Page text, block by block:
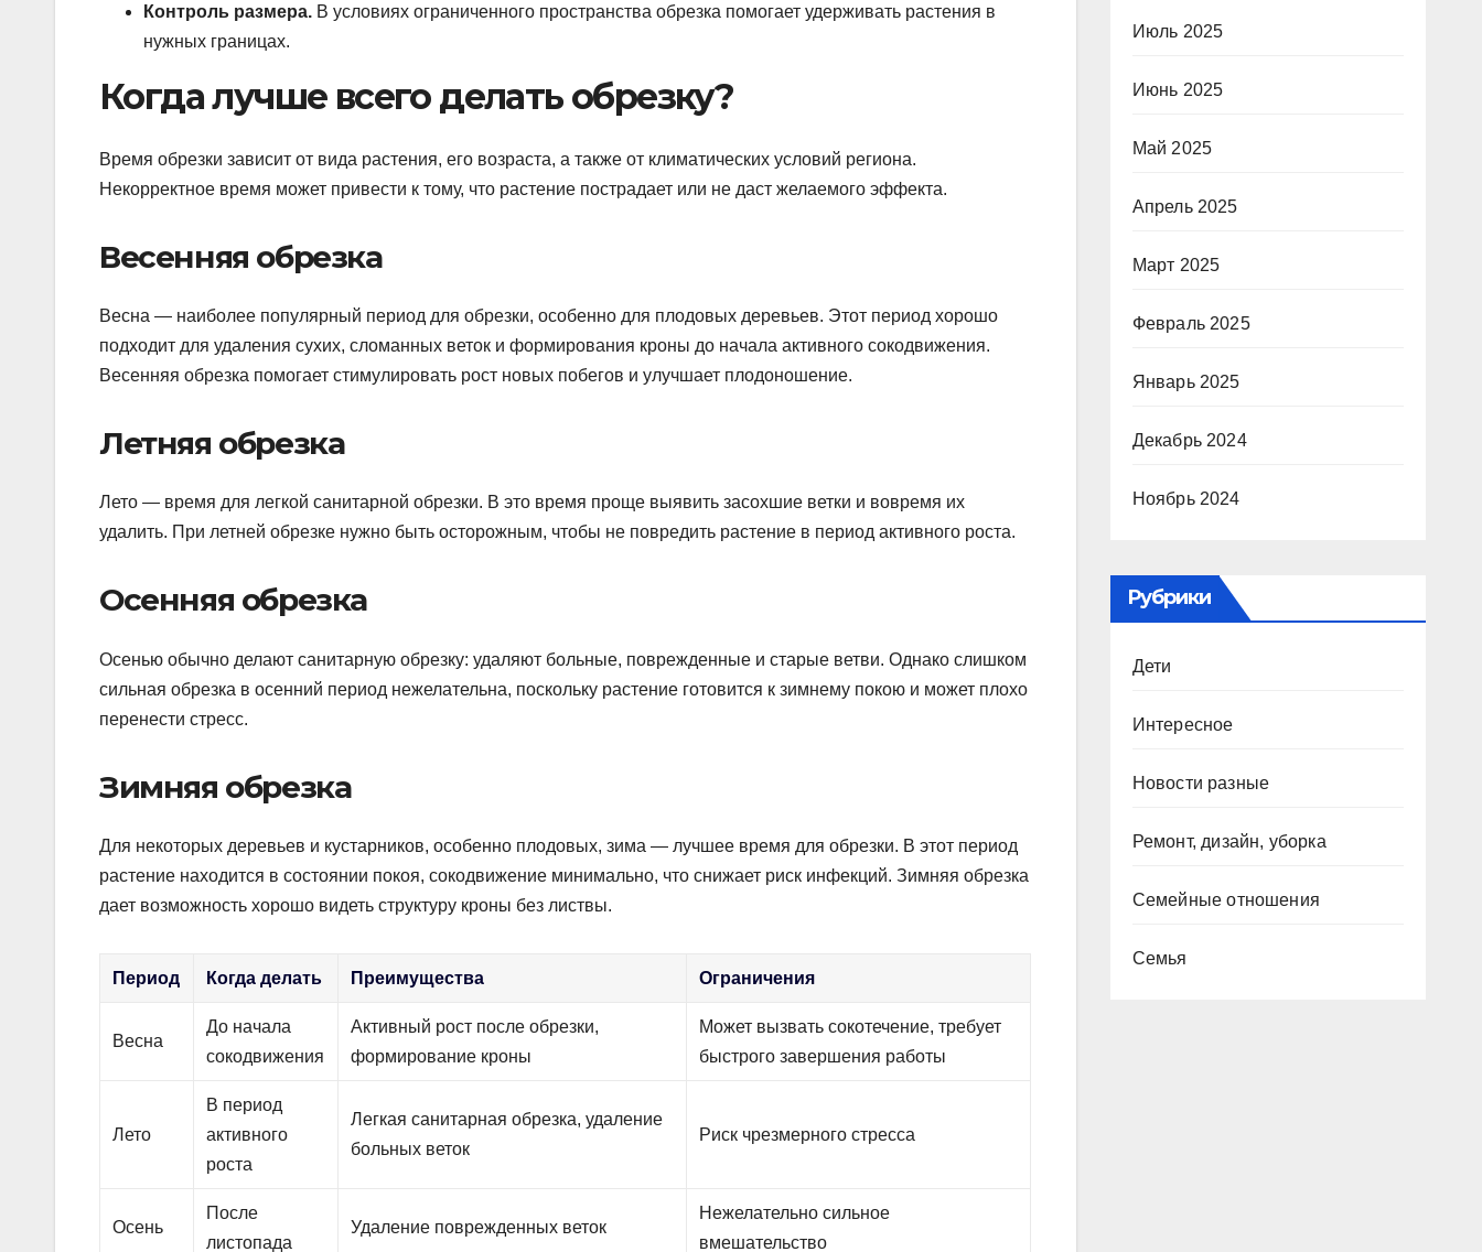
Контроль размера. В условиях ограниченного пространства обрезка помогает удерживать растения в
нужных границах.
Когда лучше всего делать обрезку?
Время обрезки зависит от вида растения, его возраста, а также от климатических условий региона.
Некорректное время может привести к тому, что растение пострадает или не даст желаемого эффекта.
Весенняя обрезка
Весна — наиболее популярный период для обрезки, особенно для плодовых деревьев. Этот период хорошо
подходит для удаления сухих, сломанных веток и формирования кроны до начала активного сокодвижения.
Весенняя обрезка помогает стимулировать рост новых побегов и улучшает плодоношение.
Летняя обрезка
Лето — время для легкой санитарной обрезки. В это время проще выявить засохшие ветки и вовремя их
удалить. При летней обрезке нужно быть осторожным, чтобы не повредить растение в период активного роста.
Осенняя обрезка
Осенью обычно делают санитарную обрезку: удаляют больные, поврежденные и старые ветви. Однако слишком
сильная обрезка в осенний период нежелательна, поскольку растение готовится к зимнему покою и может плохо
перенести стресс.
Зимняя обрезка
Для некоторых деревьев и кустарников, особенно плодовых, зима — лучшее время для обрезки. В этот период
растение находится в состоянии покоя, сокодвижение минимально, что снижает риск инфекций. Зимняя обрезка
дает возможность хорошо видеть структуру кроны без листвы.
Период Когда делать Преимущества Ограничения
Весна
До начала
сокодвижения
Активный рост после обрезки,
формирование кроны
Может вызвать сокотечение, требует
быстрого завершения работы
Лето
В период
активного
роста
Легкая санитарная обрезка, удаление
больных веток
Риск чрезмерного стресса
Осень
После
листопада
Удаление поврежденных веток
Нежелательно сильное
вмешательство
Июль 2025
Июнь 2025
Май 2025
Апрель 2025
Март 2025
Февраль 2025
Январь 2025
Декабрь 2024
Ноябрь 2024
Рубрики
Дети
Интересное
Новости разные
Ремонт, дизайн, уборка
Семейные отношения
Семья